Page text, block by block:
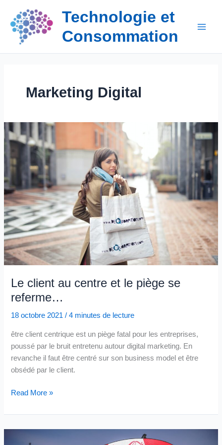
contenu
Technologie et
Consommation
Marketing Digital
Le client au centre et le piège se
referme…
18 octobre 2021/4 minutes de lecture
être client centrique est un piège fatal pour les entreprises,
poussé par le bruit entretenu autour digital marketing. En
revanche il faut être centré sur son business model et être
obsédé par le client.
Le
au
centre
Read More »